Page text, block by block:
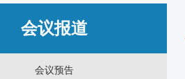
会议报道
会议预告